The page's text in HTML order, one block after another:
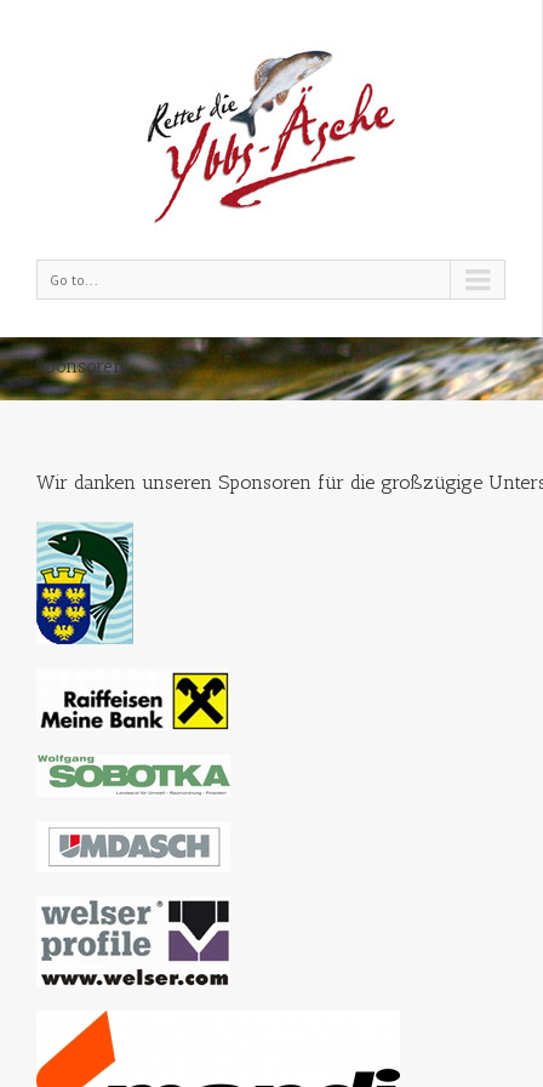
Go to...
Sponsoren
Wir danken unseren Sponsoren für die großzügige